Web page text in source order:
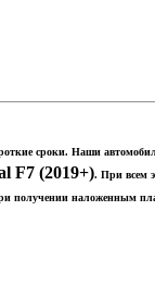
сроки. Наши
F7 (2019+). При всем
получении наложенным